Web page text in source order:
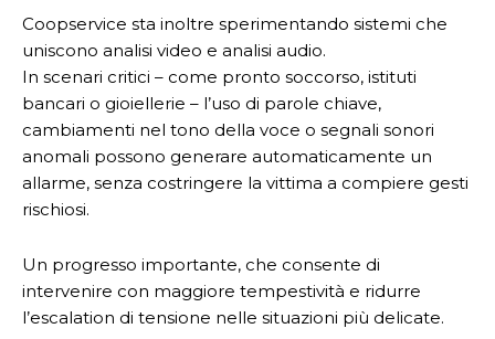
Coopservice sta inoltre sperimentando sistemi che
uniscono analisi video e analisi audio.
In scenari critici – come pronto soccorso, istituti
bancari o gioiellerie – l’uso di parole chiave,
cambiamenti nel tono della voce o segnali sonori
anomali possono generare automaticamente un
allarme, senza costringere la vittima a compiere gesti
rischiosi.
Un progresso importante, che consente di
intervenire con maggiore tempestività e ridurre
l’escalation di tensione nelle situazioni più delicate.